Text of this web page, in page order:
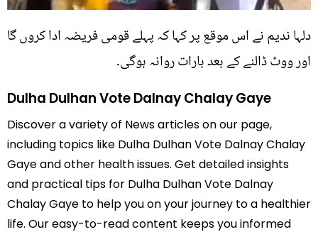
دلہا ندیم نے اس موقع پر کہا کہ پہلے قومی فریضہ ادا کروں گا
اور ووٹ ڈالنے کے بعد بارات روانہ ہوگی۔
Dulha Dulhan Vote Dalnay Chalay Gaye
Discover a variety of News articles on our page,
including topics like Dulha Dulhan Vote Dalnay Chalay
Gaye and other health issues. Get detailed insights
and practical tips for Dulha Dulhan Vote Dalnay
Chalay Gaye to help you on your journey to a healthier
life. Our easy-to-read content keeps you informed